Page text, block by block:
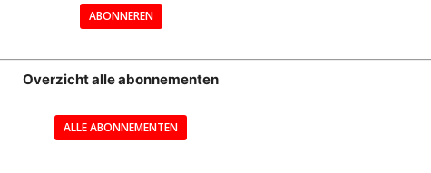
ABONNEREN
Overzicht alle abonnementen
ALLE ABONNEMENTEN